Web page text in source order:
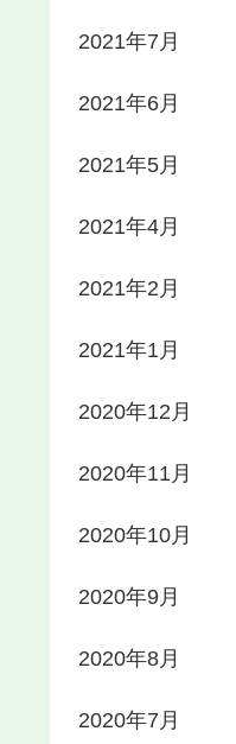
2021年7月
2021年6月
2021年5月
2021年4月
2021年2月
2021年1月
2020年12月
2020年11月
2020年10月
2020年9月
2020年8月
2020年7月